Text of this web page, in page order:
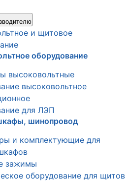
и щитовое
оборудование
высоковольтные
высоковольтное
для ЛЭП
шинопровод
и комплектующие для
зажимы
оборудование для щитов